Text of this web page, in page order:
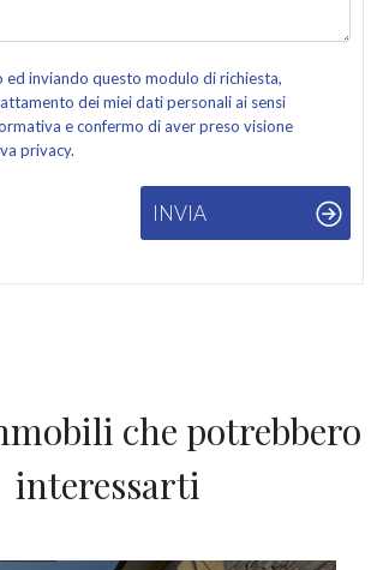
ed inviando questo modulo di richiesta,
dei miei dati personali ai sensi
e confermo di aver preso visione
privacy.
INVIA
che potrebbero
interessarti